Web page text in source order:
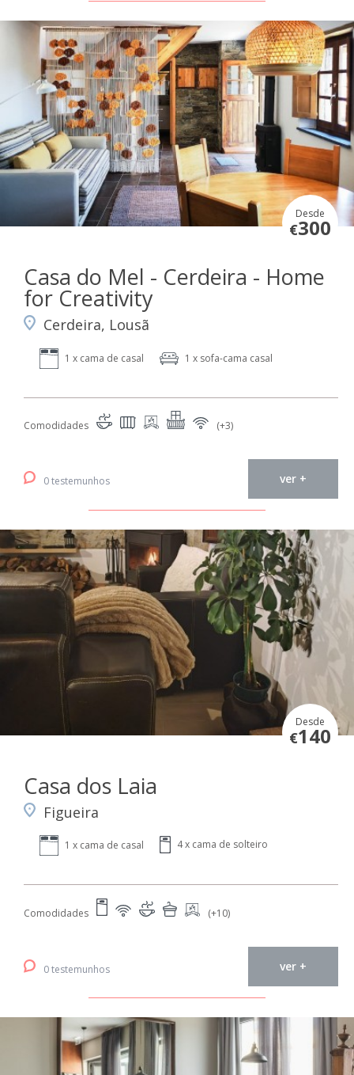
Desde
€300
Casa do Mel - Cerdeira - Home
for Creativity
Cerdeira, Lousã
1 x cama de casal 1 x sofa-cama casal
Comodidades (+3)
0 testemunhos ver +
Desde
€140
Casa dos Laia
Figueira
1 x cama de casal 4 x cama de solteiro
Comodidades (+10)
0 testemunhos ver +